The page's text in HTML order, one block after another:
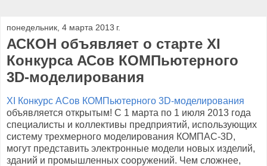
понедельник, 4 марта 2013 г.
АСКОН объявляет о старте XI
Конкурса АСов КОМПьютерного
3D-моделирования
XI Конкурс АСов КОМПьютерного 3D-моделирования
объявляется открытым! С 1 марта по 1 июля 2013 года
специалисты и коллективы предприятий, использующих
систему трехмерного моделирования КОМПАС-3D,
могут представить электронные модели новых изделий,
зданий и промышленных сооружений. Чем сложнее,